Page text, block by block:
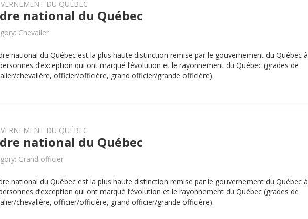
DU QUÉBEC
national du Québec
Chevalier
national du Québec est la plus haute distinction remise par le gouvernement du Québec à
d’exception qui ont marqué l’évolution et le rayonnement du Québec (grades de
chevalière, officier/officière, grand officier/grande officière).
DU QUÉBEC
national du Québec
Grand officier
national du Québec est la plus haute distinction remise par le gouvernement du Québec à
d’exception qui ont marqué l’évolution et le rayonnement du Québec (grades de
chevalière, officier/officière, grand officier/grande officière).